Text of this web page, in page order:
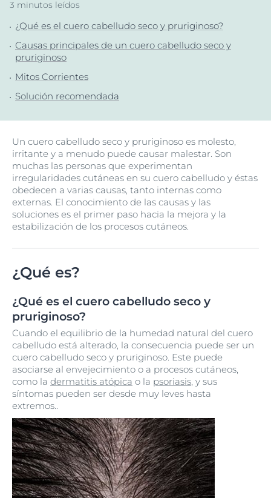
3 minutos leídos
¿Qué es el cuero cabelludo seco y pruriginoso?
Causas principales de un cuero cabelludo seco y
pruriginoso
Mitos Corrientes
Solución recomendada
Un cuero cabelludo seco y pruriginoso es molesto,
irritante y a menudo puede causar malestar. Son
muchas las personas que experimentan
irregularidades cutáneas en su cuero cabelludo y éstas
obedecen a varias causas, tanto internas como
externas. El conocimiento de las causas y las
soluciones es el primer paso hacia la mejora y la
estabilización de los procesos cutáneos.
¿Qué es?
¿Qué es el cuero cabelludo seco y
pruriginoso?
Cuando el equilibrio de la humedad natural del cuero
cabelludo está alterado, la consecuencia puede ser un
cuero cabelludo seco y pruriginoso. Este puede
asociarse al envejecimiento o a procesos cutáneos,
como la dermatitis atópica o la psoriasis, y sus
síntomas pueden ser desde muy leves hasta
extremos..